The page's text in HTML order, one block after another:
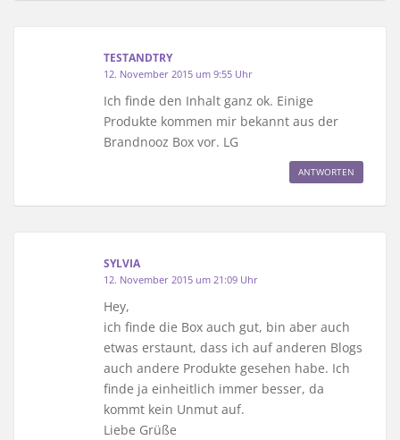
TESTANDTRY
12. November 2015 um 9:55 Uhr
Ich finde den Inhalt ganz ok. Einige
Produkte kommen mir bekannt aus der
Brandnooz Box vor. LG
ANTWORTEN
SYLVIA
12. November 2015 um 21:09 Uhr
Hey,
ich finde die Box auch gut, bin aber auch
etwas erstaunt, dass ich auf anderen Blogs
auch andere Produkte gesehen habe. Ich
finde ja einheitlich immer besser, da
kommt kein Unmut auf.
Liebe Grüße